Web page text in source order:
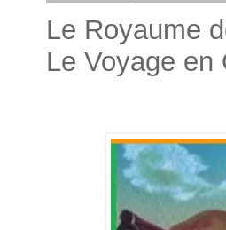
Le Royaume
Le Voyage en